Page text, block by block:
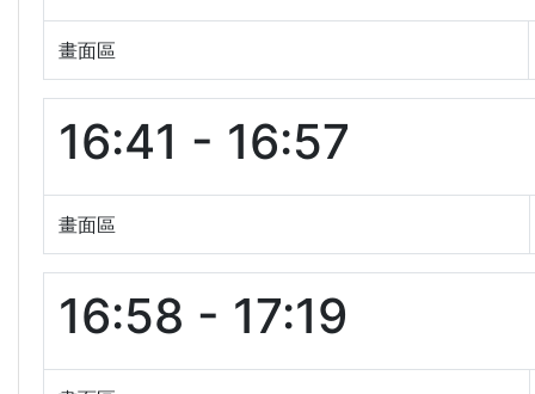
畫面區
16:41 - 16:57
畫面區
16:58 - 17:19